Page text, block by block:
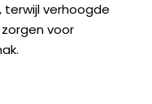
terwijl verhoogde
voor